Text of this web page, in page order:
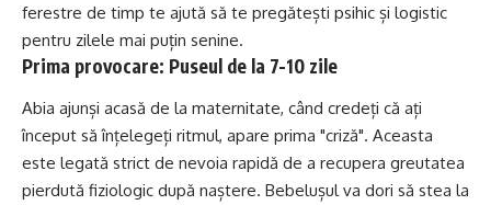
ferestre de timp te ajută să te pregătești psihic și logistic
pentru zilele mai puțin senine.
Prima provocare: Puseul de la 7-10 zile
Abia ajunși acasă de la maternitate, când credeți că ați
început să înțelegeți ritmul, apare prima "criză". Aceasta
este legată strict de nevoia rapidă de a recupera greutatea
pierdută fiziologic după naștere. Bebelușul va dori să stea la